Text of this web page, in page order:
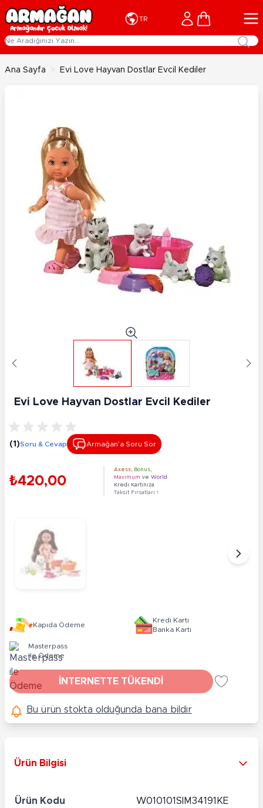
İçeriğe geç
TR Cart
Ana Sayfa > Evi Love Hayvan Dostlar Evcil Kediler
Evi Love Hayvan Dostlar Evcil Kediler
(1)Soru & Cevap Armağan’a Soru Sor
₺420,00
Axess Bonus
Maximum ve World
Kredi Kartınıza
Taksit Fırsatları !
Kapıda Ödeme
Kredi Kartı
Banka Kartı
Masterpass
ile Ödeme
İNTERNETTE TÜKENDİ
Bu ürün stokta olduğunda bana bildir
Ürün Bilgisi
Ürün Kodu W010101SIM34191KE